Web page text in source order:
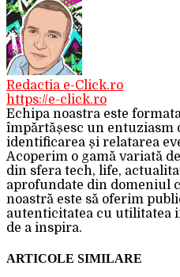
Redactia e-Click.ro
https://e-click.ro
Echipa noastra este
împărtășesc un entuziasm
identificarea și relatarea
Acoperim o gamă variată
din sfera tech, life,
aprofundate din domeniul
noastră este să oferim
autenticitatea cu utilitatea
de a inspira.
ARTICOLE SIMILARE